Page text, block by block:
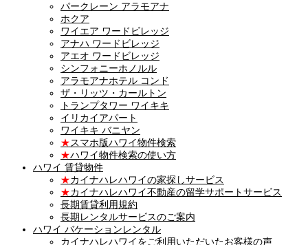
パークレーン アラモアナ
ホクア
ワイエア ワードビレッジ
アナハ ワードビレッジ
アエオ ワードビレッジ
シンフォニーホノルル
アラモアナホテル コンド
ザ・リッツ・カールトン
トランプタワー ワイキキ
イリカイアパート
ワイキキ バニヤン
★スマホ版ハワイ物件検索
★ハワイ物件検索の使い方
ハワイ 賃貸物件
★カイナハレハワイの家探しサービス
★カイナハレハワイ不動産の留学サポートサービス
長期賃貸利用規約
長期レンタルサービスのご案内
ハワイ バケーションレンタル
カイナハレハワイをご利用いただいたお客様の声